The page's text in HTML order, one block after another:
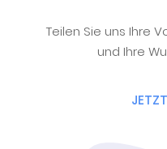
Teilen Sie uns Ihre
und Ihre